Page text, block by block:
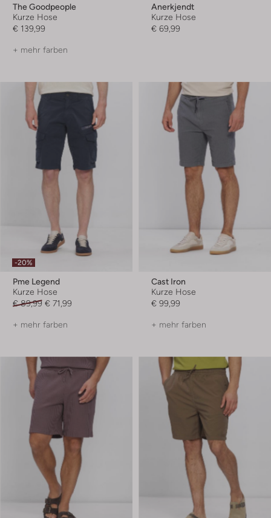
The Goodpeople
Kurze Hose
€ 139,99
+ mehr farben
Anerkjendt
Kurze Hose
€ 69,99
-20%
Pme Legend
Kurze Hose
€ 89,99 € 71,99
+ mehr farben
Cast Iron
Kurze Hose
€ 99,99
+ mehr farben